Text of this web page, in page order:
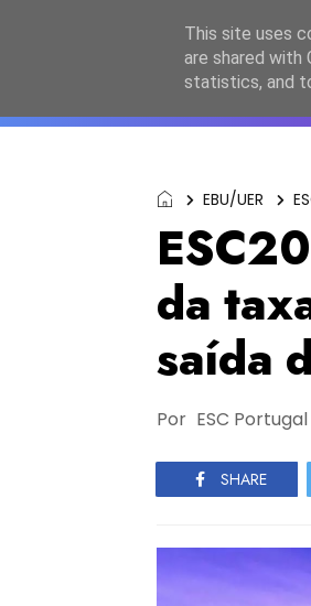
EBU/UER
da
saída
Por ESC
SHARE
This site uses
are shared with
statistics, and